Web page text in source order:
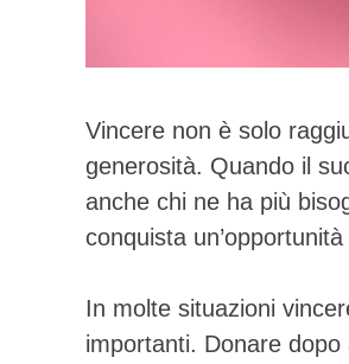
Vincere non è solo
generosità. Quando il
anche chi ne ha più
conquista
In molte situazioni
importanti. Donare